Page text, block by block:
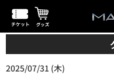
2025/07/31 (木)